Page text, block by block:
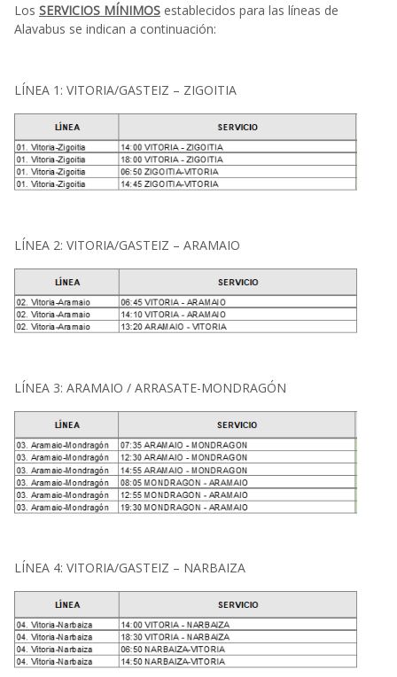
Los SERVICIOS MÍNIMOS establecidos para las líneas de
Alavabus se indican a continuación:
LÍNEA 1: VITORIA/GASTEIZ – ZIGOITIA
LÍNEA 2: VITORIA/GASTEIZ – ARAMAIO
LÍNEA 3: ARAMAIO / ARRASATE-MONDRAGÓN
LÍNEA 4: VITORIA/GASTEIZ – NARBAIZA